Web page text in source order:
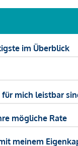
im Überblick
mich leistbar
mögliche Rate
meinem